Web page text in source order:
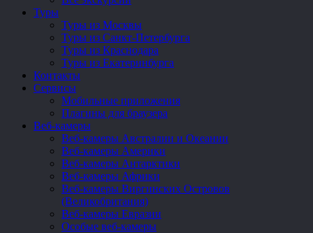
Туры
Туры из Москвы
Туры из Санкт-Петербурга
Туры из Краснодара
Туры из Екатеринбурга
Контакты
Сервисы
Мобильные приложения
Плагины для браузера
Веб-камеры
Веб-камеры Австралии и Океании
Веб-камеры Америки
Веб-камеры Антарктики
Веб-камеры Африки
Веб-камеры Виргинских Островов
(Великобритания)
Веб-камеры Евразии
Особые веб-камеры